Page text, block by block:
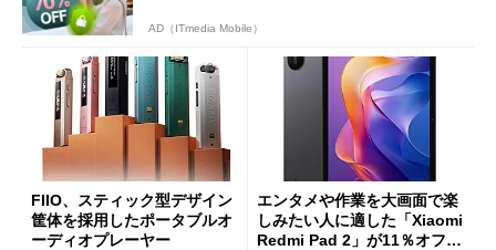
AD（ITmedia Mobile）
FIIO、スティック型デザイン
筐体を採用したポータブルオ
ーディオプレーヤー
エンタメや作業を大画面で楽
しみたい人に適した「Xiaomi
Redmi Pad 2」が11％オフの